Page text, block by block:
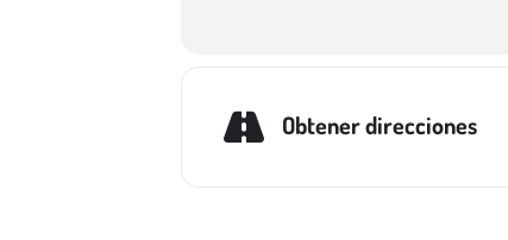
Obtener direcciones